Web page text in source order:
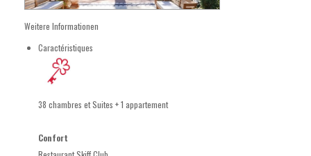
Weitere Informationen
Caractéristiques
38 chambres et Suites + 1 appartement
Confort